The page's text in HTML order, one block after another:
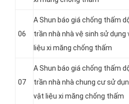
06
A Shun báo giá chống thấm
trần nhà nhà vệ sinh sử dụng
liệu xi măng chống thấm
07
A Shun báo giá chống thấm
trần nhà nhà chung cư sử
vật liệu xi măng chống thấm